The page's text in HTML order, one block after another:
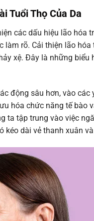
Tuổi Thọ Của Da
các dấu hiệu lão hóa
rõ. Cải thiện lão
xệ. Đây là những
động sâu hơn, vào
hóa chức năng tế bào
ta tập trung vào việc
kéo dài vẻ thanh xuân